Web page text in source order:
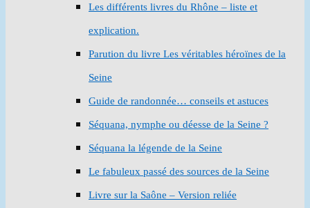
Les différents livres du Rhône – liste et
explication.
Parution du livre Les véritables héroïnes de la
Seine
Guide de randonnée… conseils et astuces
Séquana, nymphe ou déesse de la Seine ?
Séquana la légende de la Seine
Le fabuleux passé des sources de la Seine
Livre sur la Saône – Version reliée